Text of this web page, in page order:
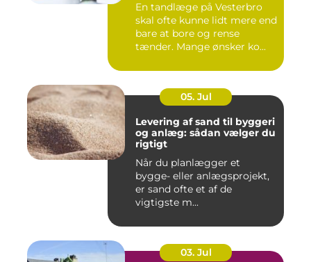
En tandlæge på Vesterbro
skal ofte kunne lidt mere end
bare at bore og rense
tænder. Mange ønsker ko...
05. Jul
Levering af sand til byggeri
og anlæg: sådan vælger du
rigtigt
Når du planlægger et
bygge- eller anlægsprojekt,
er sand ofte et af de
vigtigste m...
03. Jul